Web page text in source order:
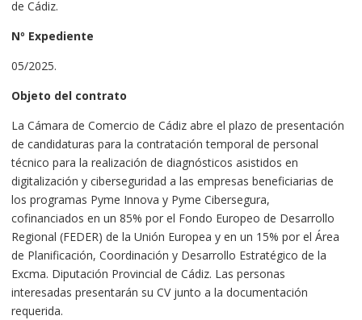
de Cádiz.
Nº Expediente
05/2025.
Objeto del contrato
La Cámara de Comercio de Cádiz abre el plazo de presentación
de candidaturas para la contratación temporal de personal
técnico para la realización de diagnósticos asistidos en
digitalización y ciberseguridad a las empresas beneficiarias de
los programas Pyme Innova y Pyme Cibersegura,
cofinanciados en un 85% por el Fondo Europeo de Desarrollo
Regional (FEDER) de la Unión Europea y en un 15% por el Área
de Planificación, Coordinación y Desarrollo Estratégico de la
Excma. Diputación Provincial de Cádiz. Las personas
interesadas presentarán su CV junto a la documentación
requerida.